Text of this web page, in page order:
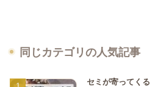
同じカテゴリの人気記事
セミが寄ってく